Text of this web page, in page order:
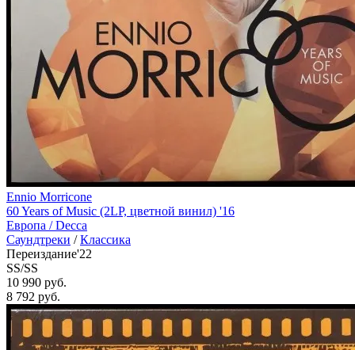
Ennio Morricone
60 Years of Music (2LP, цветной винил) '16
Европа /Decca
Саундтреки /Классика
Переиздание'22
SS/SS
10 990 руб.
8 792 руб.